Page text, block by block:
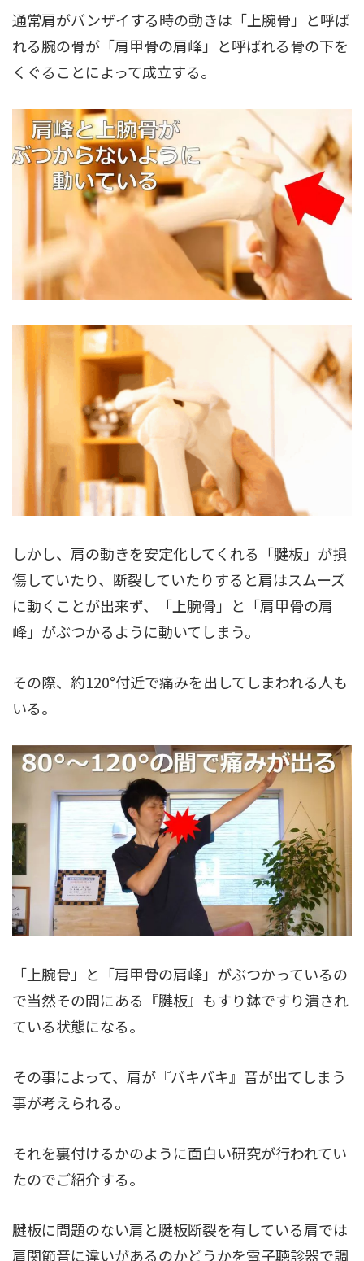
通常肩がバンザイする時の動きは「上腕骨」と呼ば
れる腕の骨が「肩甲骨の肩峰」と呼ばれる骨の下を
くぐることによって成立する。
しかし、肩の動きを安定化してくれる「腱板」が損
傷していたり、断裂していたりすると肩はスムーズ
に動くことが出来ず、「上腕骨」と「肩甲骨の肩
峰」がぶつかるように動いてしまう。
その際、約120°付近で痛みを出してしまわれる人も
いる。
「上腕骨」と「肩甲骨の肩峰」がぶつかっているの
で当然その間にある『腱板』もすり鉢ですり潰され
ている状態になる。
その事によって、肩が『バキバキ』音が出てしまう
事が考えられる。
それを裏付けるかのように面白い研究が行われてい
たのでご紹介する。
腱板に問題のない肩と腱板断裂を有している肩では
肩関節音に違いがあるのかどうかを電子聴診器で調